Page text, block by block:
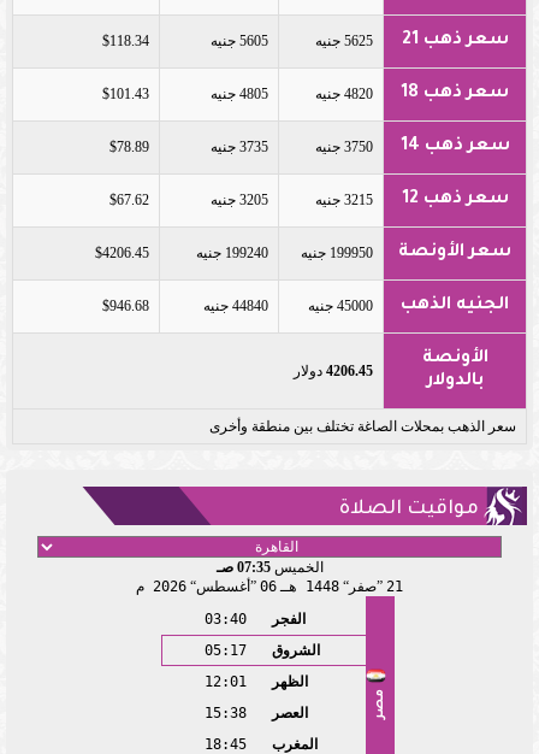
سعر ذهب 21 5625 جنيه 5605 جنيه $118.34
سعر ذهب 18 4820 جنيه 4805 جنيه $101.43
سعر ذهب 14 3750 جنيه 3735 جنيه $78.89
سعر ذهب 12 3215 جنيه 3205 جنيه $67.62
سعر الأونصة 199950 جنيه 199240 جنيه $4206.45
الجنيه الذهب 45000 جنيه 44840 جنيه $946.68
الأونصة
بالدولار
4206.45 دولار
سعر الذهب بمحلات الصاغة تختلف بين منطقة وأخرى
مواقيت الصلاة
الخميس07:35 صـ
21 صفر 1448 هـ 06 أغسطس 2026 م
مصر
الفجر
03:40
الشروق
05:17
الظهر
12:01
العصر
15:38
المغرب
18:45